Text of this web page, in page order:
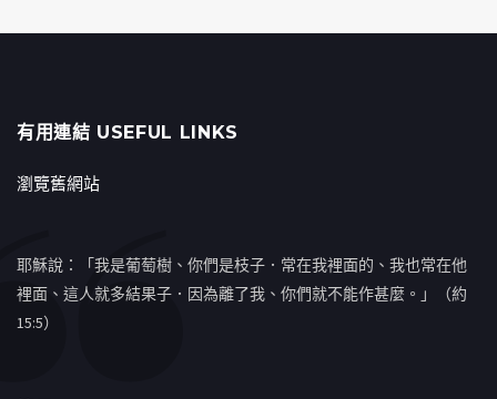
有用連結 USEFUL LINKS
瀏覽舊網站
耶穌說：「我是葡萄樹、你們是枝子．常在我裡面的、我也常在他
裡面、這人就多結果子．因為離了我、你們就不能作甚麼。」（約
15:5）